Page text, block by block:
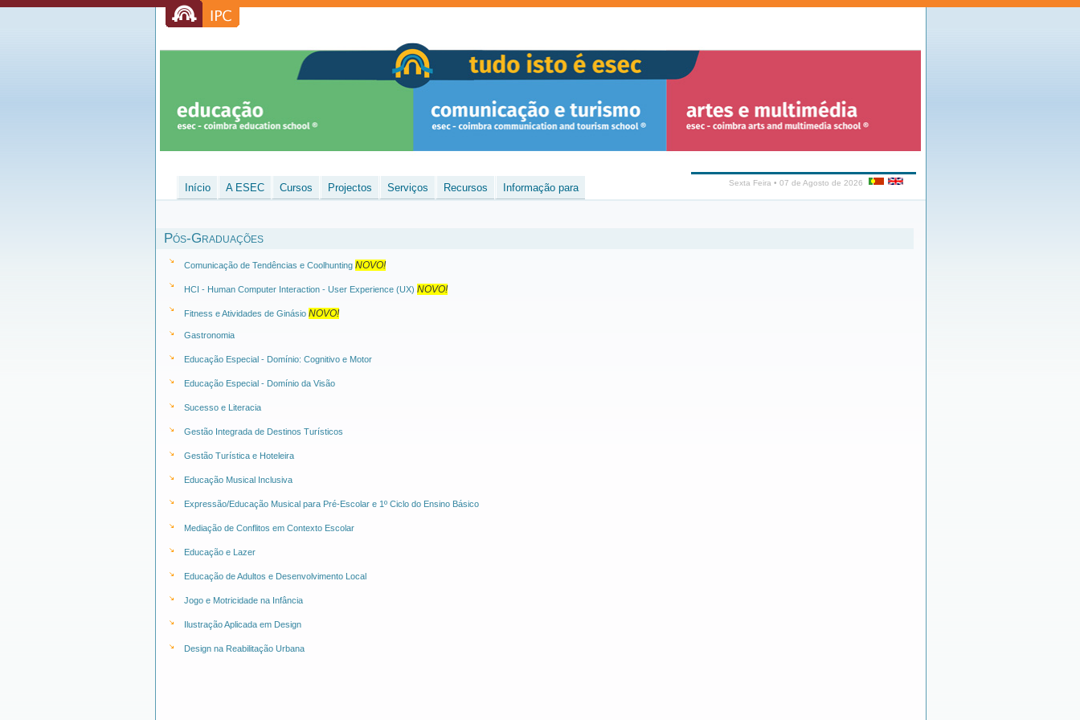
Início A ESEC Cursos Projectos Serviços Recursos Informação para Sexta Feira • 07 de Agosto de 2026
Pós-Graduações
Comunicação de Tendências e Coolhunting NOVO!
HCI - Human Computer Interaction - User Experience (UX) NOVO!
Fitness e Atividades de Ginásio NOVO!
Gastronomia
Educação Especial - Domínio: Cognitivo e Motor
Educação Especial - Domínio da Visão
Sucesso e Literacia
Gestão Integrada de Destinos Turísticos
Gestão Turística e Hoteleira
Educação Musical Inclusiva
Expressão/Educação Musical para Pré-Escolar e 1º Ciclo do Ensino Básico
Mediação de Conflitos em Contexto Escolar
Educação e Lazer
Educação de Adultos e Desenvolvimento Local
Jogo e Motricidade na Infância
Ilustração Aplicada em Design
Design na Reabilitação Urbana